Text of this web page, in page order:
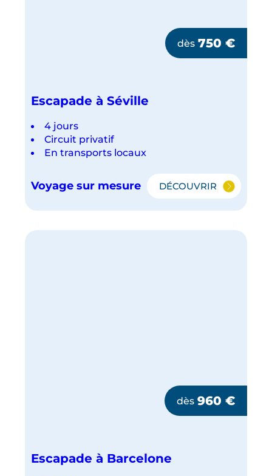
dès 750 €
Escapade à Séville
4 jours
Circuit privatif
En transports locaux
Voyage sur mesure DÉCOUVRIR
ESCAPADE
dès 960 €
Escapade à Barcelone